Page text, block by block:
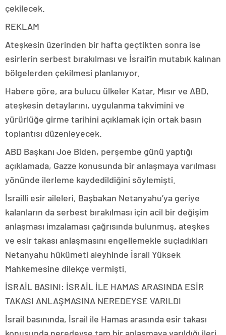
çekilecek.
REKLAM
Ateşkesin üzerinden bir hafta geçtikten sonra ise
esirlerin serbest bırakılması ve İsrail’in mutabık kalınan
bölgelerden çekilmesi planlanıyor.
Habere göre, ara bulucu ülkeler Katar, Mısır ve ABD,
ateşkesin detaylarını, uygulanma takvimini ve
yürürlüğe girme tarihini açıklamak için ortak basın
toplantısı düzenleyecek.
ABD Başkanı Joe Biden, perşembe günü yaptığı
açıklamada, Gazze konusunda bir anlaşmaya varılması
yönünde ilerleme kaydedildiğini söylemişti.
İsrailli esir aileleri, Başbakan Netanyahu’ya geriye
kalanların da serbest bırakılması için acil bir değişim
anlaşması imzalaması çağrısında bulunmuş, ateşkes
ve esir takası anlaşmasını engellemekle suçladıkları
Netanyahu hükümeti aleyhinde İsrail Yüksek
Mahkemesine dilekçe vermişti.
İSRAİL BASINI: İSRAİL İLE HAMAS ARASINDA ESİR
TAKASI ANLAŞMASINA NEREDEYSE VARILDI
İsrail basınında, İsrail ile Hamas arasında esir takası
konusunda neredeyse tam bir anlaşmaya varıldığı ileri